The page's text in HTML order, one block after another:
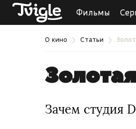
Фильмы
О кино Статьи
Зачем студия